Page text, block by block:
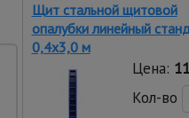
Щит стальной щитовой
опалубки линейный
0,4x3,0 м
Цена:
Кол-во